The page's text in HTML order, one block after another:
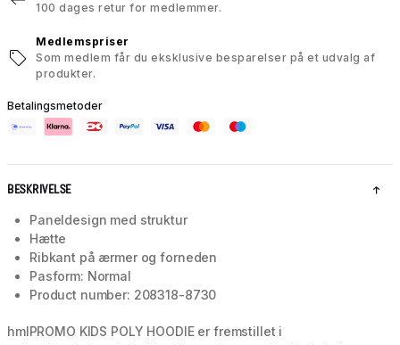
100 dages retur for medlemmer.
Medlemspriser
Som medlem får du eksklusive besparelser på et udvalg af
produkter.
Betalingsmetoder
BESKRIVELSE
Paneldesign med struktur
Hætte
Ribkant på ærmer og forneden
Pasform: Normal
Product number: 208318-8730
hmlPROMO KIDS POLY HOODIE er fremstillet i